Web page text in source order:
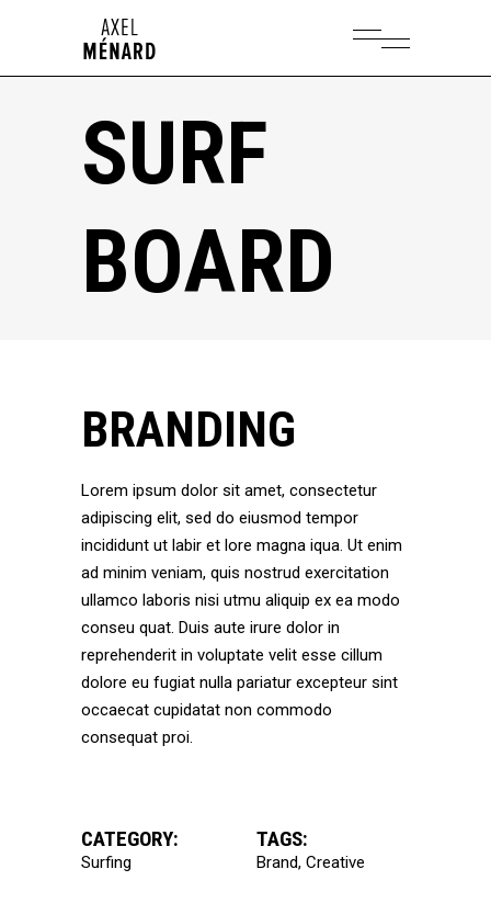
SURF
BOARD
BRANDING
Lorem ipsum dolor sit amet, consectetur
adipiscing elit, sed do eiusmod tempor
incididunt ut labir et lore magna iqua. Ut enim
ad minim veniam, quis nostrud exercitation
ullamco laboris nisi utmu aliquip ex ea modo
conseu quat. Duis aute irure dolor in
reprehenderit in voluptate velit esse cillum
dolore eu fugiat nulla pariatur excepteur sint
occaecat cupidatat non commodo
consequat proi.
CATEGORY:
Surfing
TAGS:
Brand Creative